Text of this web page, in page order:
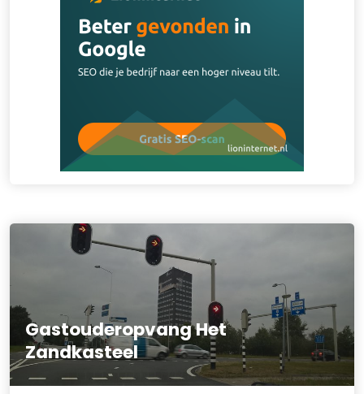
Gastouderopvang Het
Zandkasteel